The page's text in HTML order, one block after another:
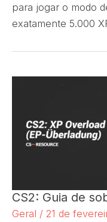
para jogar o modo
exatamente 5.000
CS2: Guia de
Geral / 21 de